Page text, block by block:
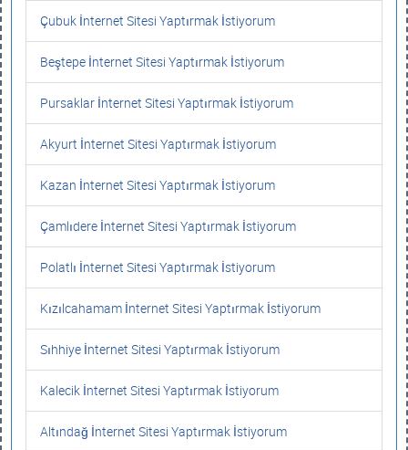
Çubuk İnternet Sitesi Yaptırmak İstiyorum
Beştepe İnternet Sitesi Yaptırmak İstiyorum
Pursaklar İnternet Sitesi Yaptırmak İstiyorum
Akyurt İnternet Sitesi Yaptırmak İstiyorum
Kazan İnternet Sitesi Yaptırmak İstiyorum
Çamlıdere İnternet Sitesi Yaptırmak İstiyorum
Polatlı İnternet Sitesi Yaptırmak İstiyorum
Kızılcahamam İnternet Sitesi Yaptırmak İstiyorum
Sıhhiye İnternet Sitesi Yaptırmak İstiyorum
Kalecik İnternet Sitesi Yaptırmak İstiyorum
Altındağ İnternet Sitesi Yaptırmak İstiyorum